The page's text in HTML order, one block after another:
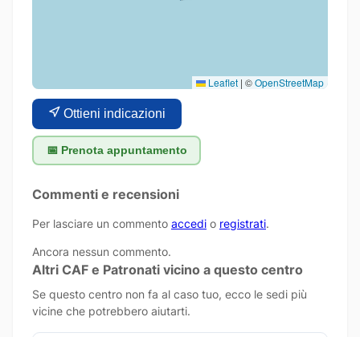
Leaflet | ©OpenStreetMap
Ottieni indicazioni
📅 Prenota appuntamento
Commenti e recensioni
Per lasciare un commento accedi o registrati.
Ancora nessun commento.
Altri CAF e Patronati vicino a questo centro
Se questo centro non fa al caso tuo, ecco le sedi più
vicine che potrebbero aiutarti.